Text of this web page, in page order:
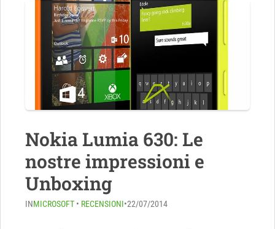
Nokia Lumia 630: Le
nostre impressioni e
Unboxing
INMICROSOFT • RECENSIONI•22/07/2014